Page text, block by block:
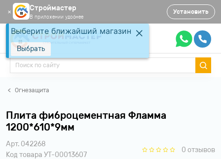
✕ Строймастер
В приложении удобнее
Установить
Огнезащита
Плита фиброцементная Фламма
1200*610*9мм
Арт. 042268
Код товара УТ-00013607
0 отзывов
Выберите ближайший магазин
Выбрать